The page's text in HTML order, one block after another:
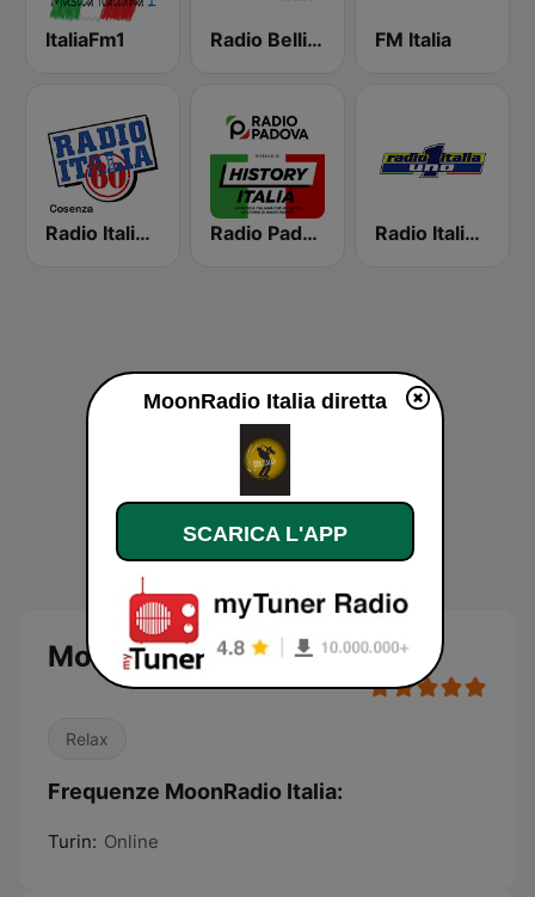
ItaliaFm1 Radio Bellissima Italia FM Italia
Radio Italia Anni 60 - Cosenza Radio Padova History Italia Radio Italia Uno
MoonRadio Italia diretta
Relax
Frequenze MoonRadio Italia:
Turin: Online
MoonRadio Italia diretta
SCARICA L'APP